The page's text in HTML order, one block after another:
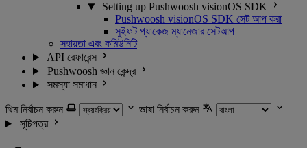
Setting up Pushwoosh visionOS SDK
Pushwoosh visionOS SDK সেট আপ করা
সুইফট প্যাকেজ ম্যানেজার সেটআপ
সহায়তা এবং কমিউনিটি
API রেফারেন্স
Pushwoosh জ্ঞান কেন্দ্র
সমস্যা সমাধান
থিম নির্বাচন করুন
ভাষা নির্বাচন করুন
সূচিপত্র